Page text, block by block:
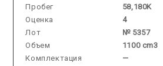
Пробег
58,180K
Оценка
4
Лот
№ 5357
Объем
1100 cm3
Комплектация
—